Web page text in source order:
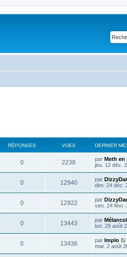
RÉPONSES VUES DERNIER
0 2238 par Meth en
jeu. 12 déc.
0 12940 par
dim. 24 déc.
0 12922 par
ven. 24 févr.
0 13443 par
lun. 29 août
0 13436 par Implo
mar. 2 août